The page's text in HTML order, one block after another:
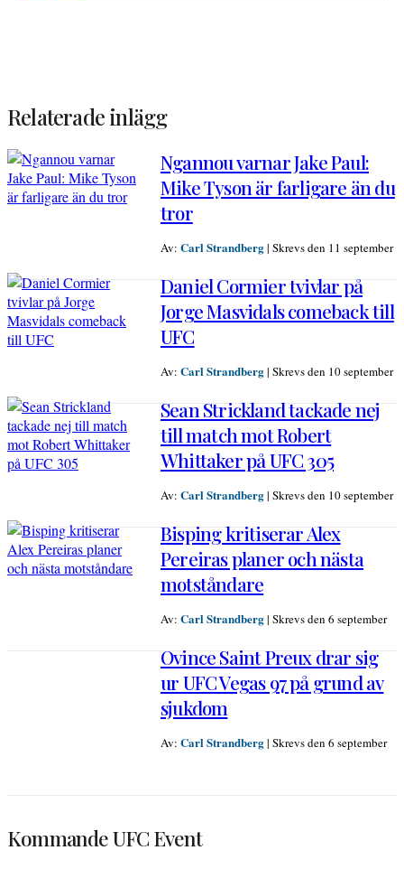
Relaterade inlägg
Ngannou varnar Jake Paul:
Mike Tyson är farligare än du
tror
Av: Carl Strandberg| Skrevs den 11 september
Daniel Cormier tvivlar på
Jorge Masvidals comeback till
UFC
Av: Carl Strandberg| Skrevs den 10 september
Sean Strickland tackade nej
till match mot Robert
Whittaker på UFC 305
Av: Carl Strandberg| Skrevs den 10 september
Bisping kritiserar Alex
Pereiras planer och nästa
motståndare
Av: Carl Strandberg| Skrevs den 6 september
Ovince Saint Preux drar sig
ur UFC Vegas 97 på grund av
sjukdom
Av: Carl Strandberg| Skrevs den 6 september
Kommande UFC Event